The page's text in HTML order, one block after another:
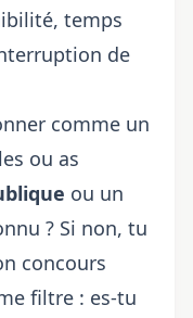
temps
de
comme un
ou as
ou un
? Si non, tu
concours
filtre : es-tu